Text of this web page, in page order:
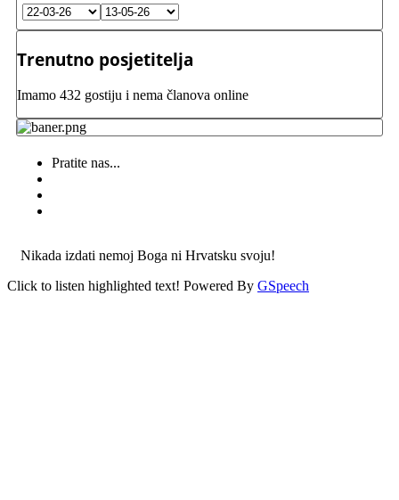
Trenutno posjetitelja
Imamo 432 gostiju i nema članova online
Pratite nas...
Nikada izdati nemoj Boga ni Hrvatsku svoju!
Click to listen highlighted text! Powered By GSpeech